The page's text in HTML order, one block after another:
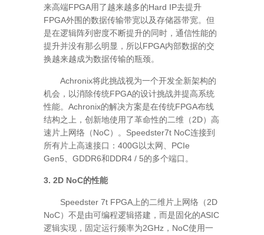
来高端FPGA用了越来越多的Hard IP去提升
FPGA外围的数据传输带宽以及存储器带宽。但
是在逻辑阵列密度不断提升的同时，通信性能的
提升并没有那么明显，所以FPGA内部数据的交
换越来越成为数据传输的瓶颈。
Achronix将此挑战视为一个开发全新架构的
机会，以消除传统FPGA的设计挑战并提高系统
性能。Achronix的解决方案是在传统FPGA布线
结构之上，创新地使用了革命性的二维（2D）高
速片上网络（NoC）。Speedster7t NoC连接到
所有片上高速接口：400G以太网、PCIe
Gen5、GDDR6和DDR4 / 5的多个端口。
3. 2D NoC的性能
Speedster 7t FPGA上的二维片上网络（2D
NoC）不是由可编程逻辑搭建，而是固化的ASIC
逻辑实现，固定运行频率为2GHz，NoC使用一